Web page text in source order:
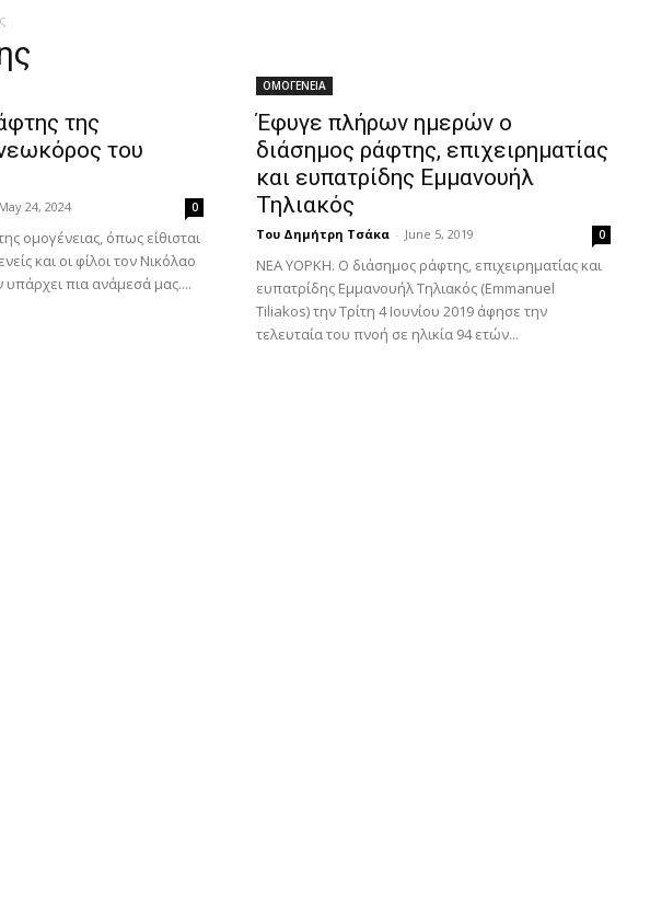
της
του
May 24, 2024 0
ομογένειας, όπως είθισται
και οι φίλοι τον Νικόλαο
πια ανάμεσά μας....
ΟΜΟΓΕΝΕΙΑ
Έφυγε πλήρων ημερών ο
διάσημος ράφτης, επιχειρηματίας
και ευπατρίδης Εμμανουήλ
Τηλιακός
Του Δημήτρη Τσάκα - June 5, 2019 0
ΝΕΑ ΥΟΡΚΗ. O διάσημος ράφτης, επιχειρηματίας και
ευπατρίδης Εμμανουήλ Τηλιακός (Emmanuel
Tiliakos) την Τρίτη 4 Ιουνίου 2019 άφησε την
τελευταία του πνοή σε ηλικία 94 ετών...